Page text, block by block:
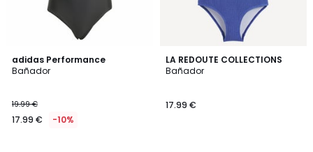
adidas Performance
Bañador
19.99 €
17.99 € -10%
4,8
/ 5
LA REDOUTE COLLECTIONS
Bañador
17.99 €
1
/